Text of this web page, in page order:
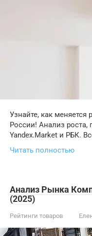
Узнайте, как меняется
России! Анализ роста,
Yandex.Market и РБК.
Читать полностью
Анализ Рынка
(2025)
Рейтинги товаров